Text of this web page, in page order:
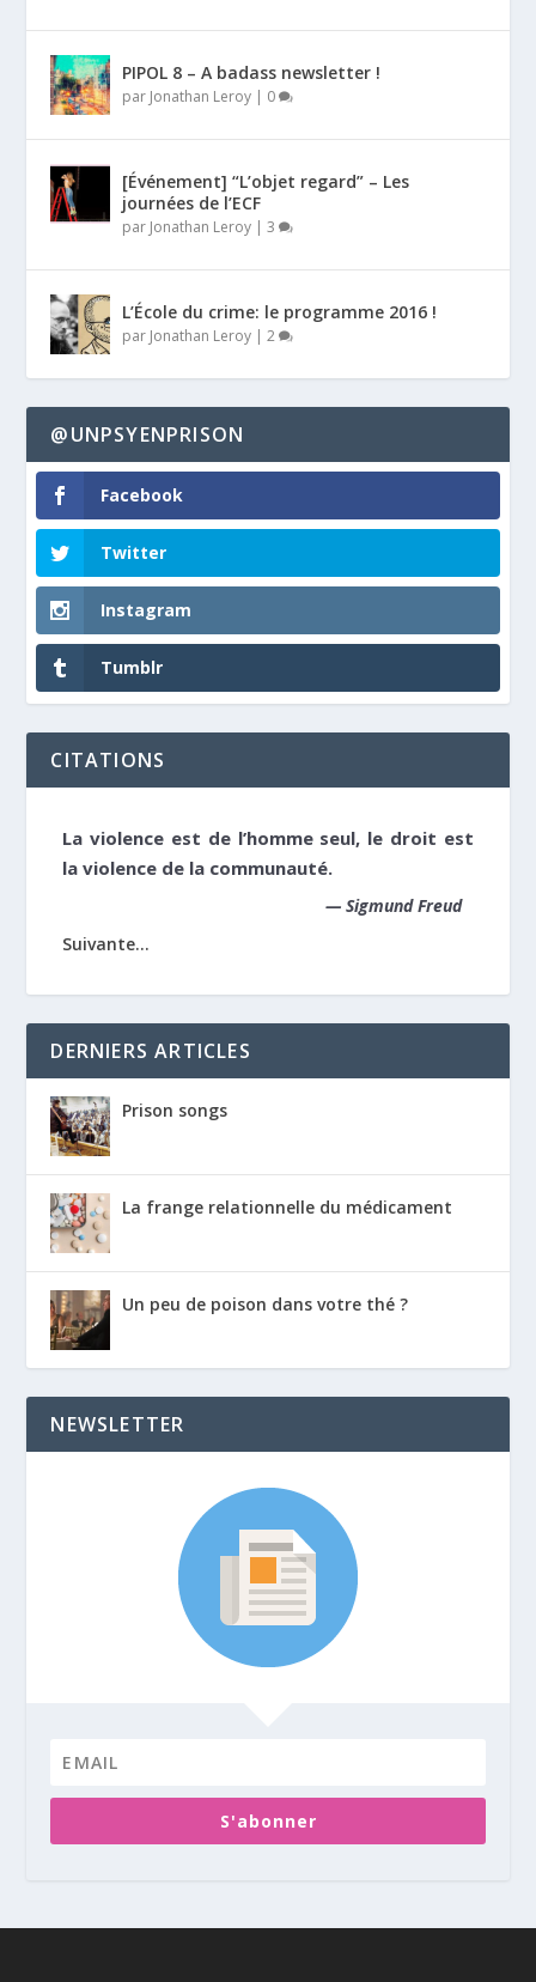
PIPOL 8 – A badass newsletter !
par Jonathan Leroy | 0
[Événement] “L’objet regard” – Les
journées de l’ECF
par Jonathan Leroy |3
L’École du crime: le programme 2016 !
par Jonathan Leroy |2
@UNPSYENPRISON
Facebook
Twitter
Instagram
Tumblr
CITATIONS
La violence est de l’homme seul, le droit est
la violence de la communauté.
— Sigmund Freud
Suivante...
DERNIERS ARTICLES
Prison songs
La frange relationnelle du médicament
Un peu de poison dans votre thé ?
NEWSLETTER
S'abonner